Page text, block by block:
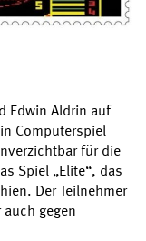
Edwin Aldrin auf
Computerspiel
für die
Spiel „Elite“, das
Der Teilnehmer
gegen